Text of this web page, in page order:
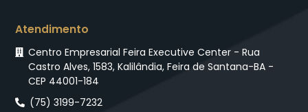
Atendimento
Centro Empresarial Feira Executive Center - Rua
Castro Alves, 1583, Kalilândia, Feira de Santana-BA -
CEP 44001-184
(75) 3199-7232